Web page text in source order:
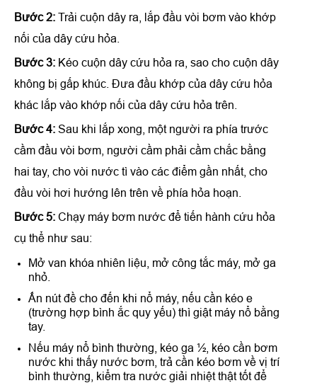
Bước 2: Trải cuộn dây ra, lắp đầu vòi bơm vào khớp
nối của dây cứu hỏa.
Bước 3: Kéo cuộn dây cứu hỏa ra, sao cho cuộn dây
không bị gấp khúc. Đưa đầu khớp của dây cứu hỏa
khác lắp vào khớp nối của dây cứu hỏa trên.
Bước 4: Sau khi lắp xong, một người ra phía trước
cầm đầu vòi bơm, người cầm phải cầm chắc bằng
hai tay, cho vòi nước tì vào các điểm gần nhất, cho
đầu vòi hơi hướng lên trên về phía hỏa hoạn.
Bước 5: Chạy máy bơm nước để tiến hành cứu hỏa
cụ thể như sau:
Mở van khóa nhiên liệu, mở công tắc máy, mở ga
nhỏ.
Ấn nút đề cho đến khi nổ máy, nếu cần kéo e
(trường hợp bình ắc quy yếu) thì giật máy nổ bằng
tay.
Nếu máy nổ bình thường, kéo ga ½, kéo cần bơm
nước khi thấy nước bơm, trả cần kéo bơm về vị trí
bình thường, kiểm tra nước giải nhiệt thật tốt để